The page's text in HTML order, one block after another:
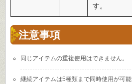
す。
注意事項
同じアイテムの重複使用はできません。
継続アイテムは5種類まで同時使用が可能